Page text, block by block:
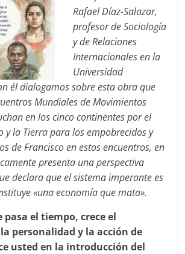
Rafael Díaz-Salazar,
profesor de Sociología
y de Relaciones
Internacionales en la
Universidad
él dialogamos sobre esta obra que
Mundiales de Movimientos
en los cinco continentes por el
y la Tierra para los empobrecidos y
de Francisco en estos encuentros, en
presenta una perspectiva
declara que el sistema imperante es
«una economía que mata».
pasa el tiempo, crece el
personalidad y la acción de
usted en la introducción del